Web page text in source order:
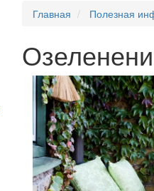
Главная Полезная